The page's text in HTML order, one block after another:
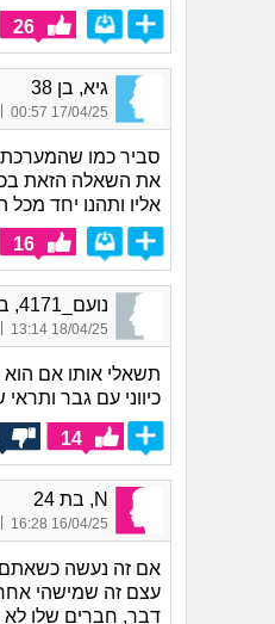
26
גיא, בן 38
17/04/25 00:57
סביר כמו
את השאלה הזאת
אליו ותהנו יחד מכל
16
נועם_4171, בן 24, אורח
18/04/25 13:14
תשאלי אותו אם
כיווני עם גבר
14
N, בת 24
16/04/25 16:28
|
אם זה נעשה כשאתם
עצם זה שמישהי
דבר, חברים שלו לא